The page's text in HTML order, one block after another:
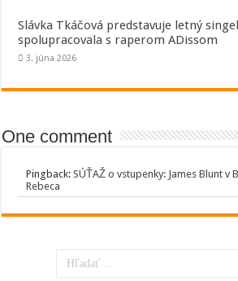
Slávka Tkáčová predstavuje letný
spolupracovala s raperom ADissom
3. júna 2026
One comment
Pingback:SÚŤAŽ o vstupenky: James Blunt v
Rebeca